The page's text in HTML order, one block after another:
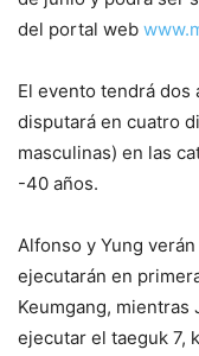
del portal web
El evento tendrá dos
disputará en cuatro
masculinas) en las
-40 años.
Alfonso y Yung
ejecutarán en
Keumgang,
ejecutar el taeguk 7,